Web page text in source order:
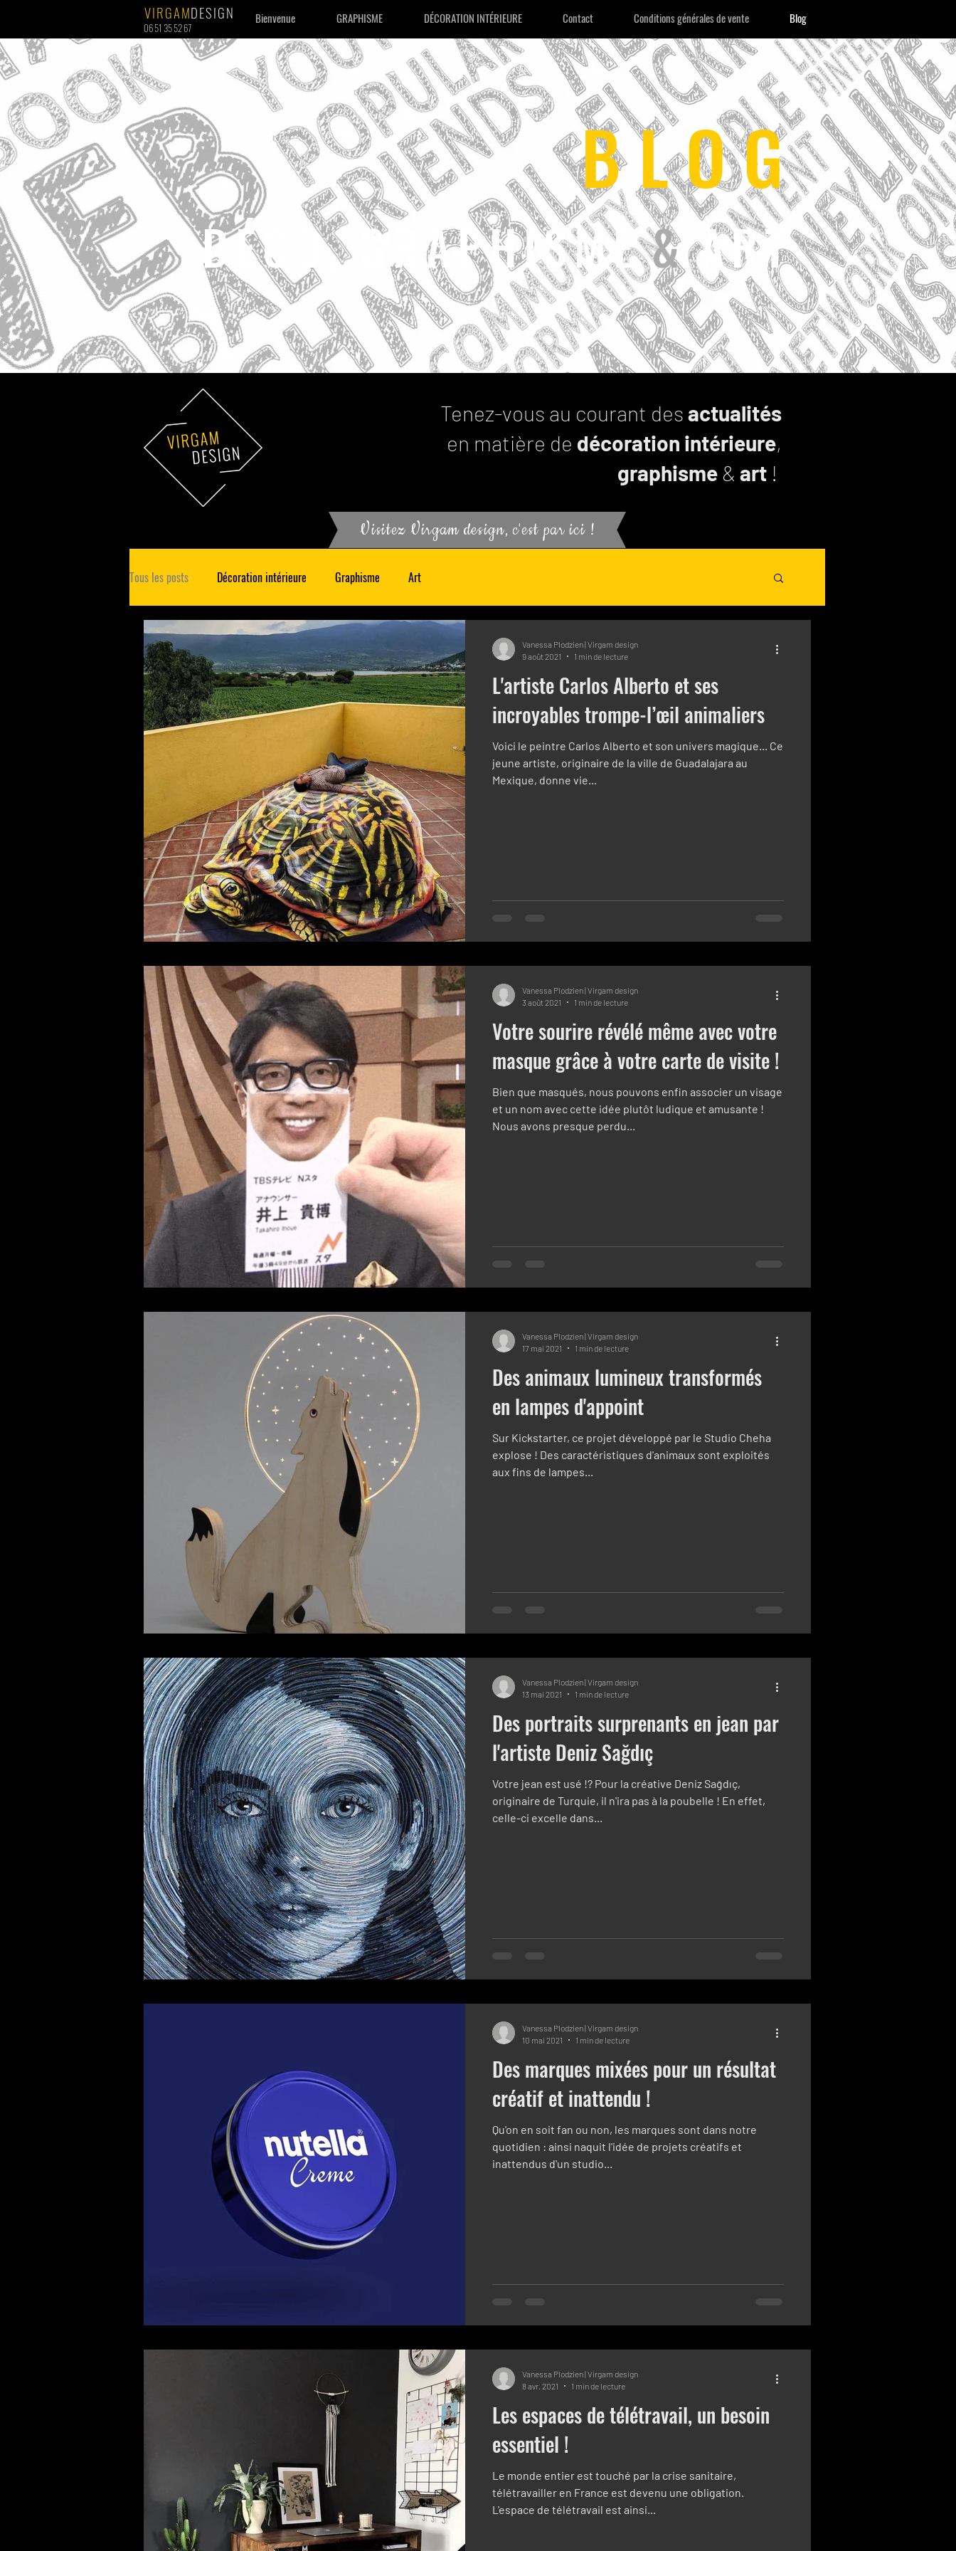
VIRGAMDESIGN
06 51 35 52 67
Bienvenue GRAPHISME DÉCORATION INTÉRIEURE Contact Conditions générales de vente Blog
Décoratrice d'intérieur - Décoratrice d'intérieur Houdan -
Graphiste freelance - Graphiste - Graphiste freelance Houdan
BLOG
DÉCO, GRAPHISME&ART
Tenez-vous au courant desactualités
en matière de décoration intérieure,
graphisme & art !
Visitez Virgam design, c'est par ici !
Tous les posts Décoration intérieure Graphisme Art
L'artiste Carlos Alberto et ses
incroyables trompe-l’œil animaliers
Voici le peintre Carlos Alberto et son univers magique... Ce
jeune artiste, originaire de la ville de Guadalajara au
Mexique, donne vie...
Vanessa Plodzien | Virgam design
9 août 2021
1 min de lecture
Votre sourire révélé même avec votre
masque grâce à votre carte de visite !
Bien que masqués, nous pouvons enfin associer un visage
et un nom avec cette idée plutôt ludique et amusante !
Nous avons presque perdu...
Vanessa Plodzien | Virgam design
3 août 2021
1 min de lecture
Des animaux lumineux transformés
en lampes d'appoint
Sur Kickstarter, ce projet développé par le Studio Cheha
explose ! Des caractéristiques d'animaux sont exploités
aux fins de lampes...
Vanessa Plodzien | Virgam design
17 mai 2021
1 min de lecture
Des portraits surprenants en jean par
l'artiste Deniz Sağdıç
Votre jean est usé !? Pour la créative Deniz Sağdıç,
originaire de Turquie, il n'ira pas à la poubelle ! En effet,
celle-ci excelle dans...
Vanessa Plodzien | Virgam design
13 mai 2021
1 min de lecture
Des marques mixées pour un résultat
créatif et inattendu !
Qu'on en soit fan ou non, les marques sont dans notre
quotidien : ainsi naquit l'idée de projets créatifs et
inattendus d'un studio...
Vanessa Plodzien | Virgam design
10 mai 2021
1 min de lecture
Les espaces de télétravail, un besoin
essentiel !
Le monde entier est touché par la crise sanitaire,
télétravailler en France est devenu une obligation.
L'espace de télétravail est ainsi...
Vanessa Plodzien | Virgam design
8 avr. 2021
1 min de lecture